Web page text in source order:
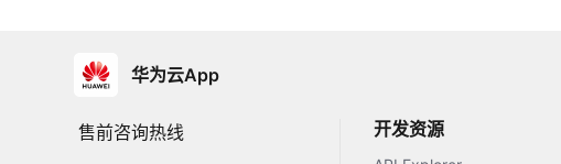
华为云App
售前咨询热线 开发资源